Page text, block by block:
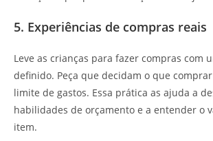
5. Experiências de compras reais
Leve as crianças para fazer compras com
definido. Peça que decidam o que
limite de gastos. Essa prática as ajuda a
habilidades de orçamento e a entender o
item.